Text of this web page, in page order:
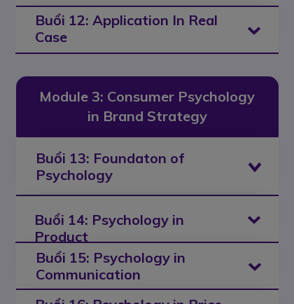
Module 3: Consumer Psychology
in Brand Strategy
Buổi 13: Foundaton of
Psychology
Buổi 14: Psychology in
Product
Buổi 15: Psychology in
Communication
Buổi 12: Application In Real
Case